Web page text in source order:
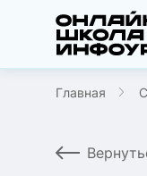
Главная